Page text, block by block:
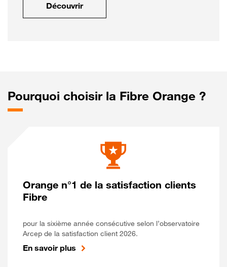
Découvrir
Pourquoi choisir la Fibre Orange ?
Orange n°1 de la satisfaction clients
Fibre
pour la sixième année consécutive selon l’observatoire
Arcep de la satisfaction client 2026.
En savoir plus